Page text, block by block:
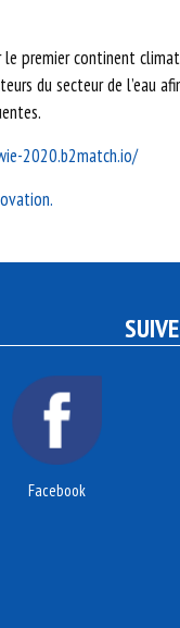
le premier continent
du secteur de l’eau
2020.b2match.io/
Facebook